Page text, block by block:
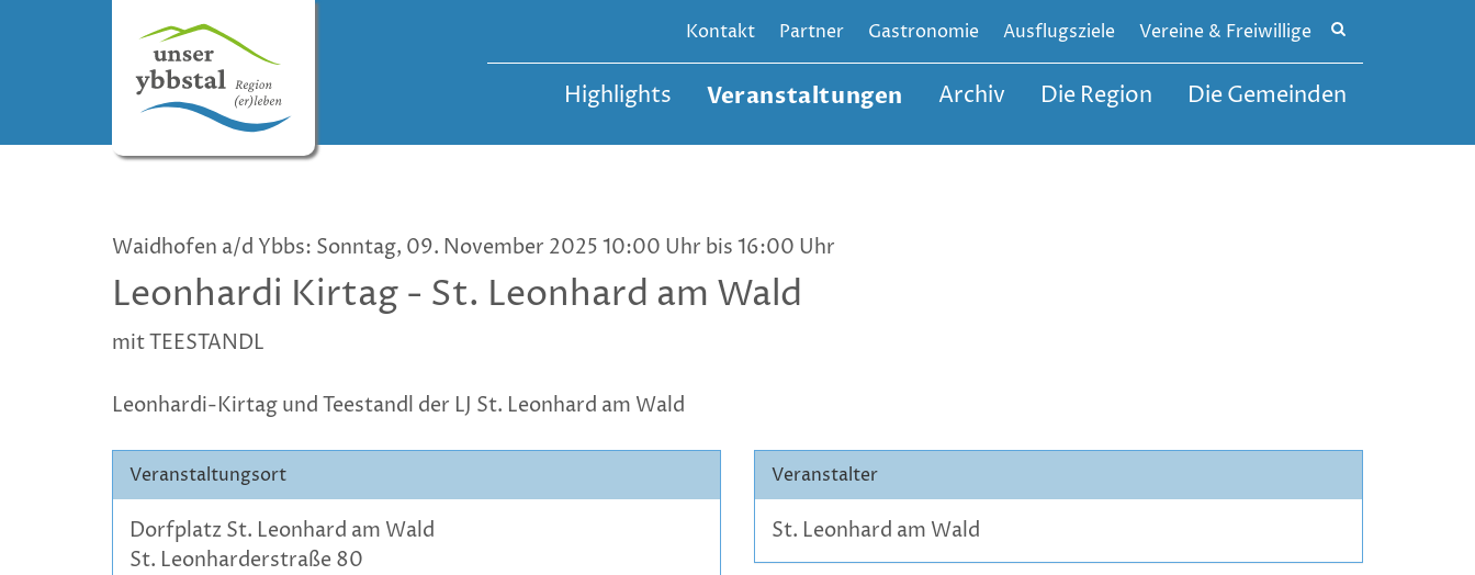
Kontakt Partner Gastronomie Ausflugsziele Vereine & Freiwillige
Site
toggle
Highlights Veranstaltungen Archiv Die Region Die Gemeinden
Waidhofen a/d Ybbs: Sonntag, 09. November 2025 10:00 Uhr bis 16:00 Uhr
Leonhardi Kirtag - St. Leonhard am Wald
mit TEESTANDL
Leonhardi-Kirtag und Teestandl der LJ St. Leonhard am Wald
Veranstaltungsort
Dorfplatz St. Leonhard am Wald
St. Leonharderstraße 80
Veranstalter
St. Leonhard am Wald